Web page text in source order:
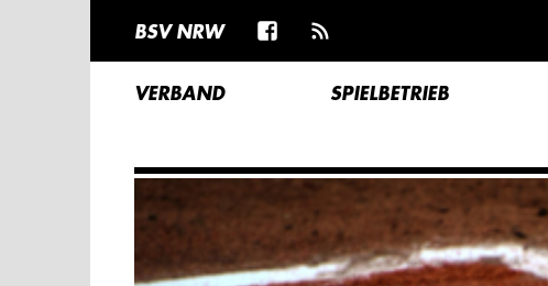
BSV NRW
VERBAND SPIELBETRIEB